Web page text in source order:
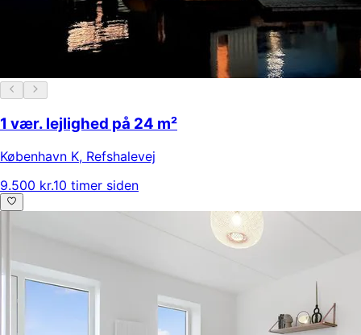
1 vær. lejlighed på 24 m²
København K, Refshalevej
9.500 kr.10 timer siden